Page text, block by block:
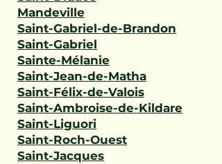
Mandeville
Saint-Gabriel-de-Brandon
Saint-Gabriel
Sainte-Mélanie
Saint-Jean-de-Matha
Saint-Félix-de-Valois
Saint-Ambroise-de-Kildare
Saint-Liguori
Saint-Roch-Ouest
Saint-Jacques